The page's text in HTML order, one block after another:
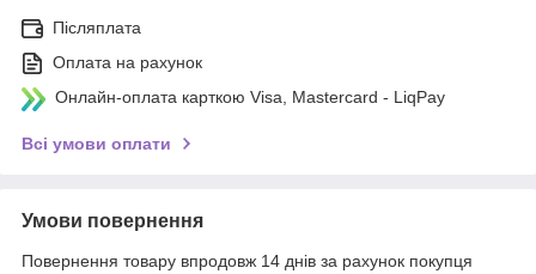
Післяплата
Оплата на рахунок
Онлайн-оплата карткою Visa, Mastercard - LiqPay
Всі умови оплати
Умови повернення
Повернення товару впродовж 14 днів за рахунок покупця